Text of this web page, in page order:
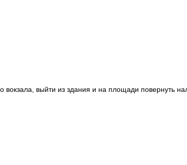
вокзала, выйти из здания и на площади повернуть